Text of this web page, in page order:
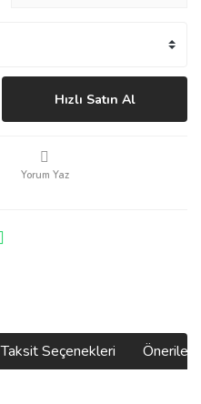
Hızlı Satın Al
Yorum Yaz
Taksit Seçenekleri